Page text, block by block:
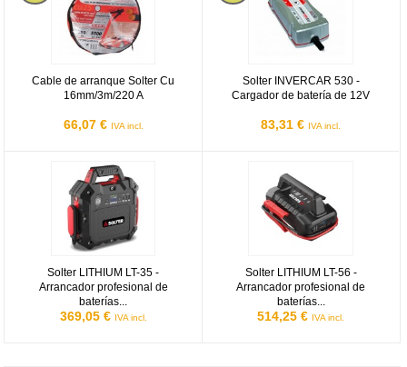
Cable de arranque Solter Cu
16mm/3m/220 A
66,07 € IVA incl.
Solter INVERCAR 530 -
Cargador de batería de 12V
83,31 € IVA incl.
Solter LITHIUM LT-35 -
Arrancador profesional de
baterías...
369,05 € IVA incl.
Solter LITHIUM LT-35 - Arrancador profesional de baterías de 12V
Solter LITHIUM LT-56 -
Arrancador profesional de
baterías...
514,25 € IVA incl.